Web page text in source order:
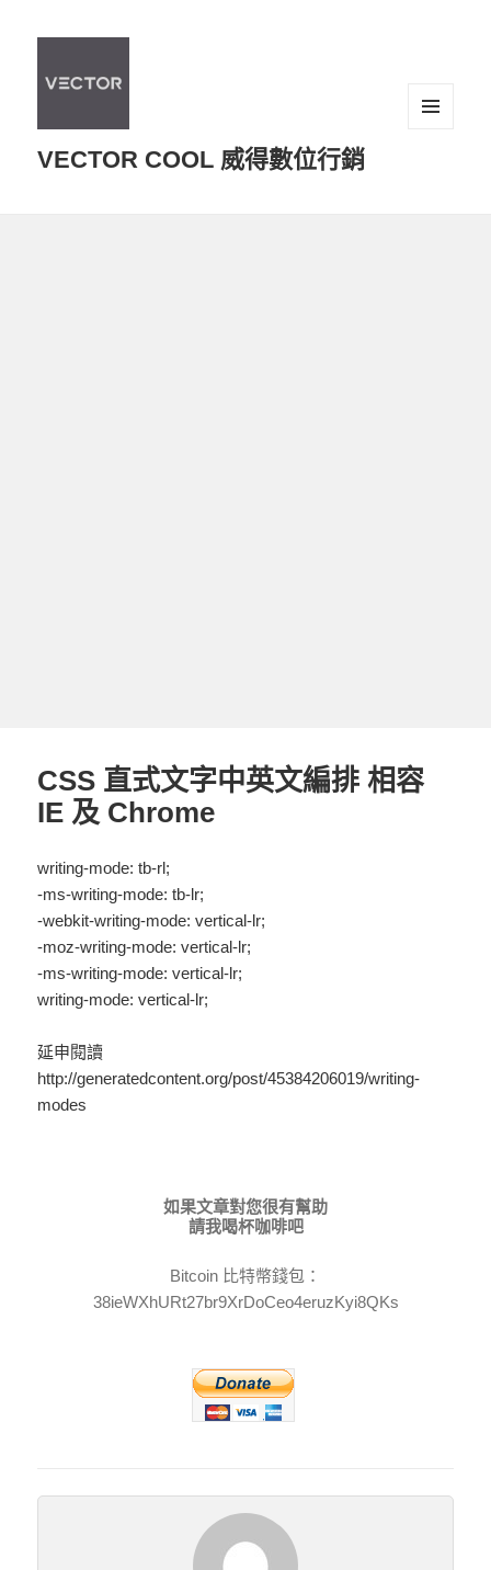
VECTOR COOL 威得數位行銷
CSS 直式文字中英文編排 相容
IE 及 Chrome
writing-mode: tb-rl;
-ms-writing-mode: tb-lr;
-webkit-writing-mode: vertical-lr;
-moz-writing-mode: vertical-lr;
-ms-writing-mode: vertical-lr;
writing-mode: vertical-lr;
延申閱讀
http://generatedcontent.org/post/45384206019/writing-
modes
如果文章對您很有幫助
請我喝杯咖啡吧
Bitcoin 比特幣錢包：
38ieWXhURt27br9XrDoCeo4eruzKyi8QKs